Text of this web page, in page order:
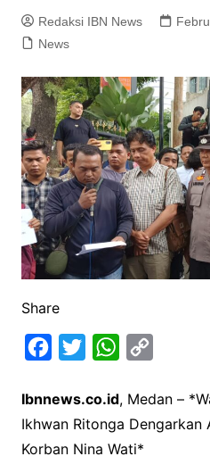
Redaksi IBN News
News
Share
c
e
b
i
t
t
W
a
t
s
p
y
Ibnnews.co.id, Medan –
Ikhwan Ritonga Dengarkan
Korban Nina Wati*